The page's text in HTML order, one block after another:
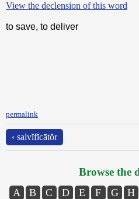
View the declension of this word
to save, to deliver
permalink
‹ salvĭfĭcātŏr
Browse the
A B C D E F G H